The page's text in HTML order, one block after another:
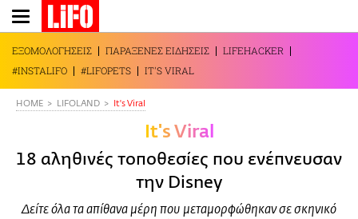
Παράκαμψη
προς
το
κυρίως
περιεχόμενο
ΕΞΟΜΟΛΟΓΗΣΕΙΣ ΠΑΡΑΞΕΝΕΣ ΕΙΔΗΣΕΙΣ
LIFEHACKER
#INSTALIFO
#LIFOPETS IT'S VIRAL
HOME LIFOLAND It's Viral
It's Viral
18 αληθινές τοποθεσίες που ενέπνευσαν
την Disney
Δείτε όλα τα απίθανα μέρη που μεταμορφώθηκαν σε σκηνικό